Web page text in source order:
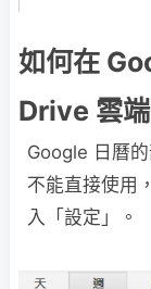
如何在
Drive 雲
Google 日曆
不能直接使用
入「設定」。